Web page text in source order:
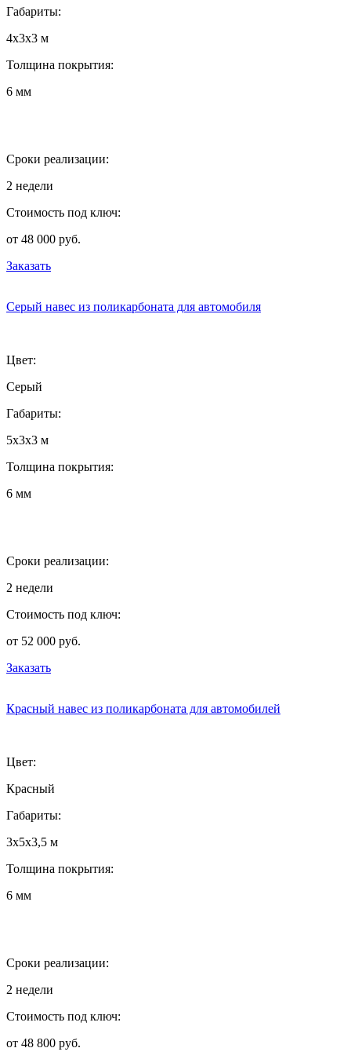
Габариты:
4х3х3 м
Толщина покрытия:
6 мм
Сроки реализации:
2 недели
Стоимость под ключ:
от 48 000 руб.
Заказать
Серый навес из поликарбоната для автомобиля
Цвет:
Серый
Габариты:
5х3х3 м
Толщина покрытия:
6 мм
Сроки реализации:
2 недели
Стоимость под ключ:
от 52 000 руб.
Заказать
Красный навес из поликарбоната для автомобилей
Цвет:
Красный
Габариты:
3х5х3,5 м
Толщина покрытия:
6 мм
Сроки реализации:
2 недели
Стоимость под ключ:
от 48 800 руб.